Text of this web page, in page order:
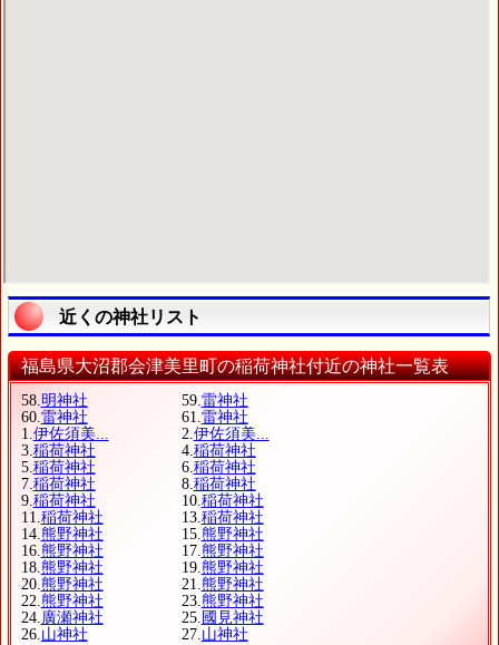
近くの神社リスト
福島県大沼郡会津美里町の稲荷神社付近の神社一覧表
58.明神社 59.雷神社
60.雷神社 61.雷神社
1.伊佐須美... 2.伊佐須美...
3.稲荷神社 4.稲荷神社
5.稲荷神社 6.稲荷神社
7.稲荷神社 8.稲荷神社
9.稲荷神社 10.稲荷神社
11.稲荷神社 13.稲荷神社
14.熊野神社 15.熊野神社
16.熊野神社 17.熊野神社
18.熊野神社 19.熊野神社
20.熊野神社 21.熊野神社
22.熊野神社 23.熊野神社
24.廣瀬神社 25. 國見神社
26.山神社 27.山神社